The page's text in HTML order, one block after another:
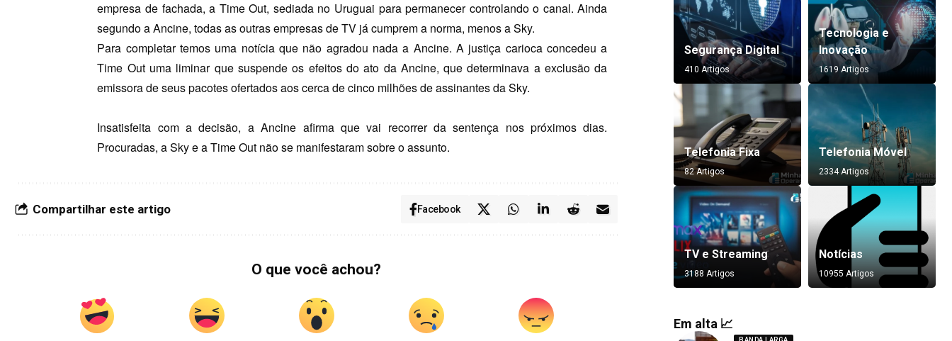
empresa de fachada, a Time Out, sediada no Uruguai para permanecer controlando o canal. Ainda
segundo a Ancine, todas as outras empresas de TV já cumprem a norma, menos a Sky.
Para completar temos uma notícia que não agradou nada a Ancine. A justiça carioca concedeu a
Time Out uma liminar que suspende os efeitos do ato da Ancine, que determinava a exclusão da
emissora de seus pacotes ofertados aos cerca de cinco milhões de assinantes da Sky.
Insatisfeita com a decisão, a Ancine afirma que vai recorrer da sentença nos próximos dias.
Procuradas, a Sky e a Time Out não se manifestaram sobre o assunto.
Compartilhar este artigo Facebook
O que você achou?
Segurança Digital
410 Artigos
Tecnologia e
Inovação
1619 Artigos
Telefonia Fixa
82 Artigos
Telefonia Móvel
2334 Artigos
TV e Streaming
3188 Artigos
Notícias
10955 Artigos
Em alta 📈